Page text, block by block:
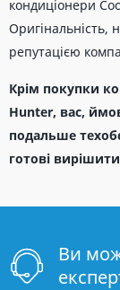
кондиціонери
Оригінальність,
репутацією
Крім покупки
Hunter, вас,
подальше
готові
Ви